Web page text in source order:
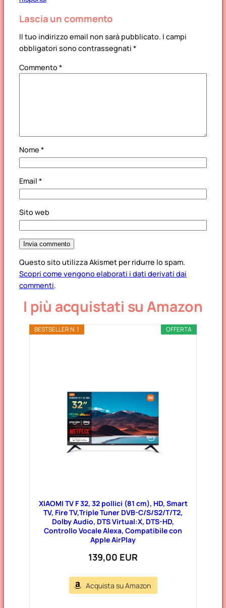
Lascia un commento
Il tuo indirizzo email non sarà pubblicato. I campi
obbligatori sono contrassegnati *
Commento *
Nome *
Email *
Sito web
Questo sito utilizza Akismet per ridurre lo spam.
Scopri come vengono elaborati i dati derivati dai
commenti.
I più acquistati su Amazon
OFFERTA
BESTSELLER N. 1
XIAOMI TV F 32, 32 pollici (81 cm), HD, Smart
TV, Fire TV,Triple Tuner DVB-C/S/S2/T/T2,
Dolby Audio, DTS Virtual:X, DTS-HD,
Controllo Vocale Alexa, Compatibile con
Apple AirPlay
139,00 EUR
Acquista su Amazon